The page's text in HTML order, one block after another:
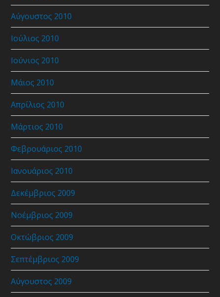
Αύγουστος 2010
Ιούλιος 2010
Ιούνιος 2010
Μάιος 2010
Απρίλιος 2010
Μάρτιος 2010
Φεβρουάριος 2010
Ιανουάριος 2010
Δεκέμβριος 2009
Νοέμβριος 2009
Οκτώβριος 2009
Σεπτέμβριος 2009
Αύγουστος 2009